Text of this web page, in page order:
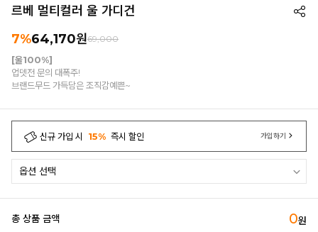
르베 멀티컬러 울 가디건
7%64,170원69,000
[울100%]
업뎃전 문의 대폭주!
브랜드무드 가득담은 조직감예쁜~
신규 가입 시 15% 즉시 할인 가입하기
총 상품 금액 0원